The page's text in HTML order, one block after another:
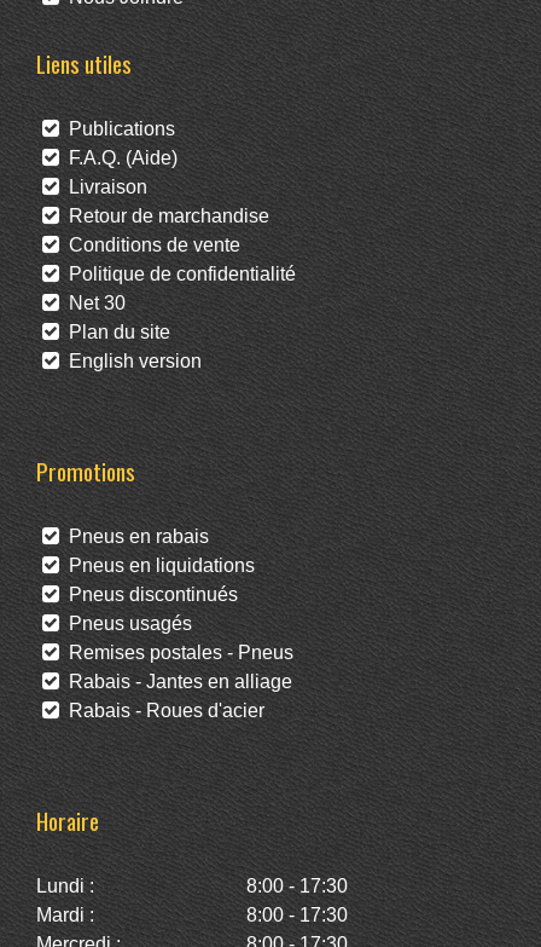
Liens utiles
Publications
F.A.Q. (Aide)
Livraison
Retour de marchandise
Conditions de vente
Politique de confidentialité
Net 30
Plan du site
English version
Promotions
Pneus en rabais
Pneus en liquidations
Pneus discontinués
Pneus usagés
Remises postales - Pneus
Rabais - Jantes en alliage
Rabais - Roues d'acier
Horaire
Lundi :
8:00 - 17:30
Mardi :
8:00 - 17:30